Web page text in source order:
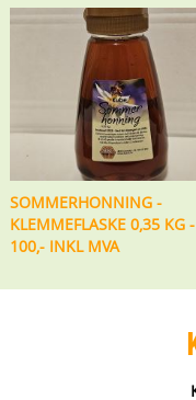
SOMMERHONNING -
KLEMMEFLASKE 0,35 KG
100,- INKL MVA